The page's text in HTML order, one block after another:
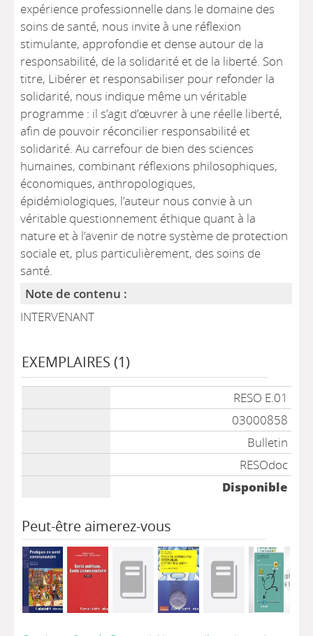
expérience professionnelle dans le domaine des
soins de santé, nous invite à une réflexion
stimulante, approfondie et dense autour de la
responsabilité, de la solidarité et de la liberté. Son
titre, Libérer et responsabiliser pour refonder la
solidarité, nous indique même un véritable
programme : il s’agit d’œuvrer à une réelle liberté,
afin de pouvoir réconcilier responsabilité et
solidarité. Au carrefour de bien des sciences
humaines, combinant réflexions philosophiques,
économiques, anthropologiques,
épidémiologiques, l’auteur nous convie à un
véritable questionnement éthique quant à la
nature et à l’avenir de notre système de protection
sociale et, plus particulièrement, des soins de
santé.
Note de contenu :
INTERVENANT
EXEMPLAIRES (1)
RESO E.01
03000858
Bulletin
RESOdoc
Disponible
Peut-être aimerez-vous